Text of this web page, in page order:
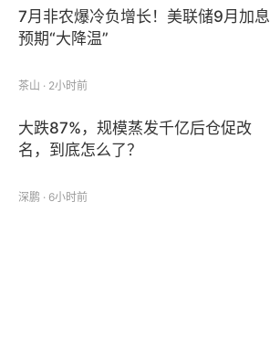
7月非农爆冷负增长！美联储9月加息
预期“大降温”
茶山 · 2小时前
大跌87%，规模蒸发千亿后仓促改
名，到底怎么了？
深鹏 · 6小时前